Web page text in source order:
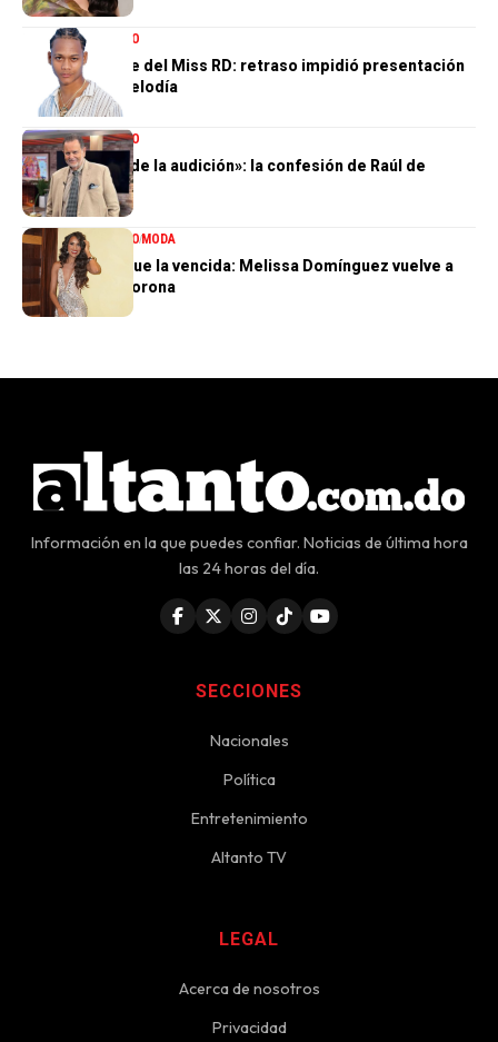
ENTRETENIMIENTO
El gran ausente del Miss RD: retraso impidió presentación
de Dalvin La Melodía
ENTRETENIMIENTO
«Perdí el 85 % de la audición»: la confesión de Raúl de
Molina
ENTRETENIMIENTOMODA
La tercera no fue la vencida: Melissa Domínguez vuelve a
quedar sin la corona
Información en la que puedes confiar. Noticias de última hora
las 24 horas del día.
SECCIONES
Nacionales
Política
Entretenimiento
Altanto TV
LEGAL
Acerca de nosotros
Privacidad